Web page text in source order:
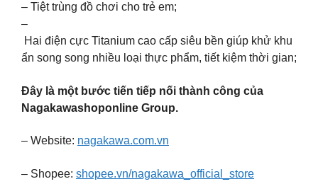
– Tiệt trùng đồ chơi cho trẻ em;
–
Hai điện cực Titanium cao cấp siêu bền giúp khử khu
ẩn song song nhiều loại thực phẩm, tiết kiệm thời gian;
Đây là một bước tiến tiếp nối thành công của
Nagakawashoponline Group.
– Website: nagakawa.com.vn
– Shopee: shopee.vn/nagakawa_official_store